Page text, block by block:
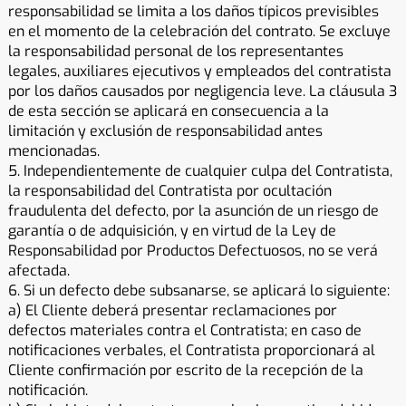
responsabilidad se limita a los daños típicos previsibles
en el momento de la celebración del contrato. Se excluye
la responsabilidad personal de los representantes
legales, auxiliares ejecutivos y empleados del contratista
por los daños causados ​​por negligencia leve. La cláusula 3
de esta sección se aplicará en consecuencia a la
limitación y exclusión de responsabilidad antes
mencionadas.
5. Independientemente de cualquier culpa del Contratista,
la responsabilidad del Contratista por ocultación
fraudulenta del defecto, por la asunción de un riesgo de
garantía o de adquisición, y en virtud de la Ley de
Responsabilidad por Productos Defectuosos, no se verá
afectada.
6. Si un defecto debe subsanarse, se aplicará lo siguiente:
a) El Cliente deberá presentar reclamaciones por
defectos materiales contra el Contratista; en caso de
notificaciones verbales, el Contratista proporcionará al
Cliente confirmación por escrito de la recepción de la
notificación.